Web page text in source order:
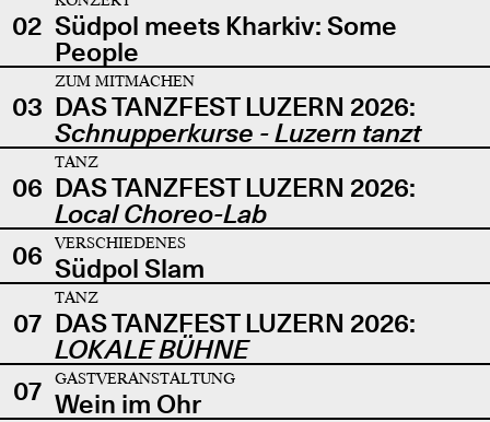
02 Südpol meets Kharkiv: Some
People
03
ZUM MITMACHEN
DAS TANZFEST LUZERN 2026:
Schnupperkurse - Luzern tanzt
06
TANZ
DAS TANZFEST LUZERN 2026:
Local Choreo-Lab
06
VERSCHIEDENES
Südpol Slam
07
TANZ
DAS TANZFEST LUZERN 2026:
LOKALE BÜHNE
07
GASTVERANSTALTUNG
Wein im Ohr